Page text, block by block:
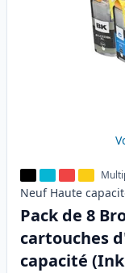
Neuf Haute
Pack de 8
cartouches
capacité